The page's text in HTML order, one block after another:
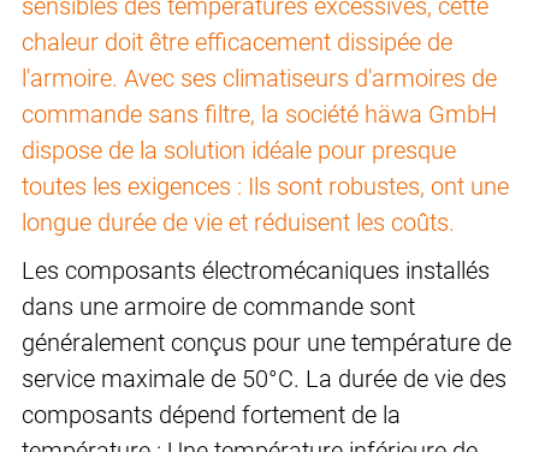
sensibles des températures excessives, cette
chaleur doit être efficacement dissipée de
l'armoire. Avec ses climatiseurs d'armoires de
commande sans filtre, la société häwa GmbH
dispose de la solution idéale pour presque
toutes les exigences : Ils sont robustes, ont une
longue durée de vie et réduisent les coûts.
Les composants électromécaniques installés
dans une armoire de commande sont
généralement conçus pour une température de
service maximale de 50°C. La durée de vie des
composants dépend fortement de la